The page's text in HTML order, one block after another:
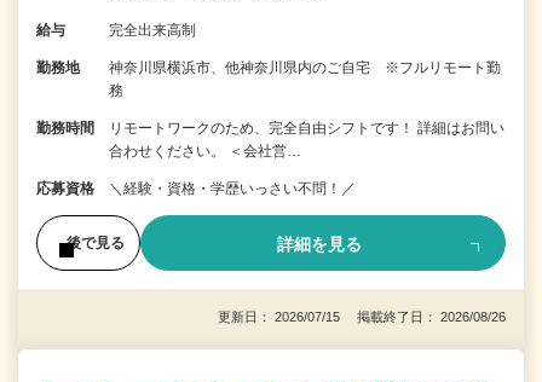
給与 完全出来高制
勤務地
神奈川県横浜市、他神奈川県内のご自宅 ※フルリモート勤
務
勤務時間
リモートワークのため、完全自由シフトです！ 詳細はお問い
合わせください。 ＜会社営…
応募資格 ＼経験・資格・学歴いっさい不問！／
後で見る 詳細を見る
更新日： 2026/07/15 掲載終了日： 2026/08/26